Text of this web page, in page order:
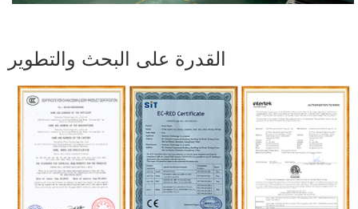
القدرة على البحث والتطوير